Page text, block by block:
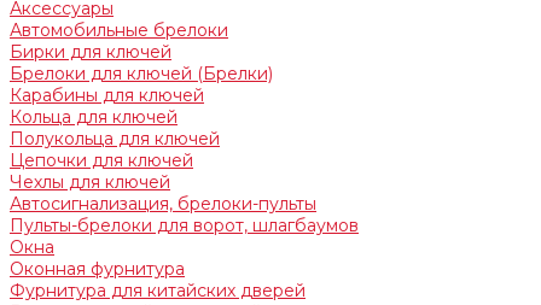
Аксессуары
Автомобильные брелоки
Бирки для ключей
Брелоки для ключей (Брелки)
Карабины для ключей
Кольца для ключей
Полукольца для ключей
Цепочки для ключей
Чехлы для ключей
Автосигнализация, брелоки-пульты
Пульты-брелоки для ворот, шлагбаумов
Окна
Оконная фурнитура
Фурнитура для китайских дверей